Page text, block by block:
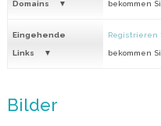
Domains bekommen
Eingehende
Links
Registrieren
bekommen
Bilder